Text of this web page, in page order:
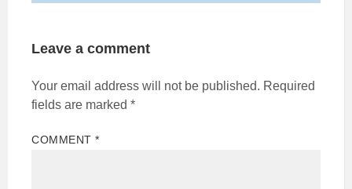
Leave a comment
Your email address will not be published. Required
fields are marked *
COMMENT*